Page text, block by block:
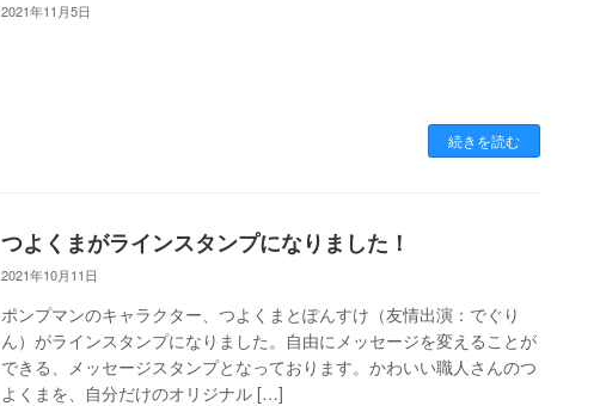
2021年11月5日
続きを読む
つよくまがラインスタンプになりました！
2021年10月11日
ポンプマンのキャラクター、つよくまとぽんすけ（友情出演：でぐり
ん）がラインスタンプになりました。自由にメッセージを変えることが
できる、メッセージスタンプとなっております。かわいい職人さんのつ
よくまを、自分だけのオリジナル […]